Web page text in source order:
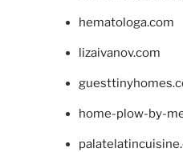
hematologa.com
lizaivanov.com
home-plow-by-